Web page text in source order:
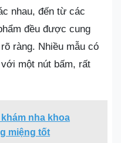
nhau, đến từ các
đều được cung
ràng. Nhiều mẫu có
một nút bấm, rất
nha khoa
miệng tốt